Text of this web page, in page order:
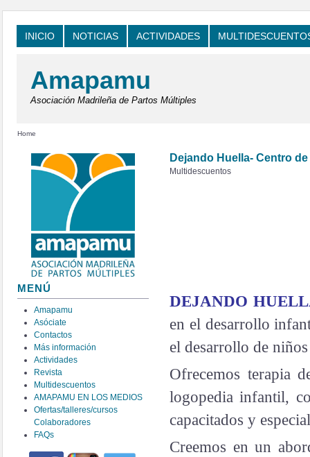
INICIO NOTICIAS ACTIVIDADES
Amapamu
Asociación Madrileña de Partos Múltiples
Home
MENÚ
Amapamu
Asóciate
Contactos
Más información
Actividades
Revista
Multidescuentos
AMAPAMU EN LOS MEDIOS
Ofertas/talleres/cursos
Colaboradores
FAQs
Dejando Huella- Centro
Multidescuentos
DEJANDO
en el desarrollo
el desarrollo de
Ofrecemos terapia
logopedia infantil,
capacitados y
Creemos en un